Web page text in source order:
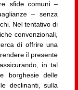
sfide comuni –
– senza
Nel tentativo di
convenzionali,
di offrire una
il presente
in tal
borghesie delle
declinanti, sulla